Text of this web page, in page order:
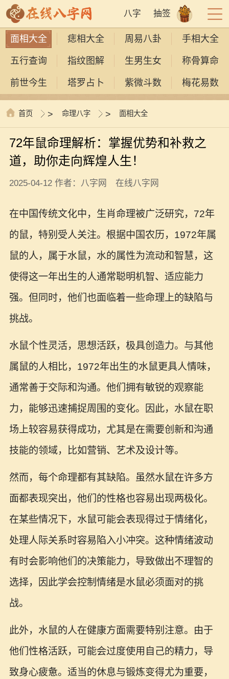
八字 抽签
面相大全 痣相大全 周易八卦 手相大全
五行查询 指纹图解 生男生女 称骨算命
前世今生 塔罗占卜 紫微斗数 梅花易数
首页 > 命理八字 > 面相大全
72年鼠命理解析：掌握优势和补救之
道，助你走向辉煌人生！
2025-04-12 作者：八字网 在线八字网
在中国传统文化中，生肖命理被广泛研究，72年
的鼠，特别受人关注。根据中国农历，1972年属
鼠的人，属于水鼠，水的属性为流动和智慧，这
使得这一年出生的人通常聪明机智、适应能力
强。但同时，他们也面临着一些命理上的缺陷与
挑战。
水鼠个性灵活，思想活跃，极具创造力。与其他
属鼠的人相比，1972年出生的水鼠更具人情味，
通常善于交际和沟通。他们拥有敏锐的观察能
力，能够迅速捕捉周围的变化。因此，水鼠在职
场上较容易获得成功，尤其是在需要创新和沟通
技能的领域，比如营销、艺术及设计等。
然而，每个命理都有其缺陷。虽然水鼠在许多方
面都表现突出，他们的性格也容易出现两极化。
在某些情况下，水鼠可能会表现得过于情绪化，
处理人际关系时容易陷入小冲突。这种情绪波动
有时会影响他们的决策能力，导致做出不理智的
选择，因此学会控制情绪是水鼠必须面对的挑
战。
此外，水鼠的人在健康方面需要特别注意。由于
他们性格活跃，可能会过度使用自己的精力，导
致身心疲惫。适当的休息与锻炼变得尤为重要，